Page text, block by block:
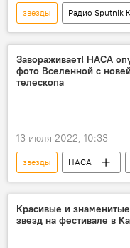
звезды
Радио Sputnik
индейцы
игры
Новости науки и новых
астрономия
Завораживает! НАСА
фото Вселенной с
телескопа
13 июля 2022, 10:33
звезды НАСА
вселенная
фото
Красивые и
звезд на фестивале в